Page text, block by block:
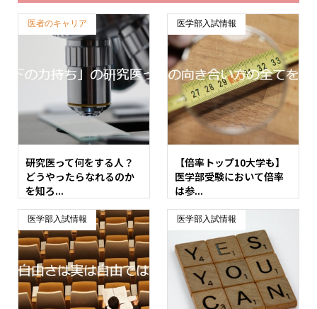
医者のキャリア
研究医って何をする人？
どうやったらなれるのか
を知ろ...
医学部入試情報
【倍率トップ10大学も】
医学部受験において倍率
は参...
医学部入試情報 医学部入試情報